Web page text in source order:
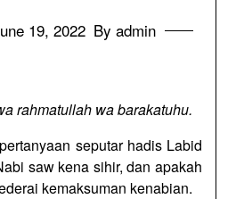
19, 2022 By admin
rahmatullah wa barakatuhu.
seputar hadis Labid
saw kena sihir, dan apakah
kemaksuman kenabian.